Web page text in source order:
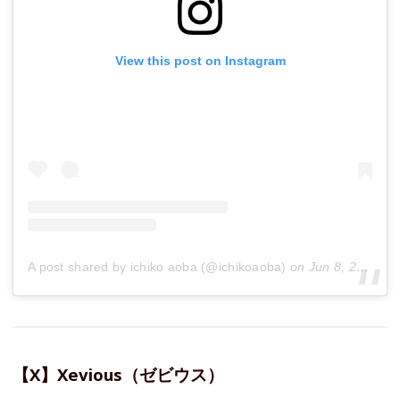
View this post on Instagram
A post shared by ichiko aoba (@ichikoaoba) on Jun 8, 2016 at 9:28am PDT
【X】Xevious（ゼビウス）